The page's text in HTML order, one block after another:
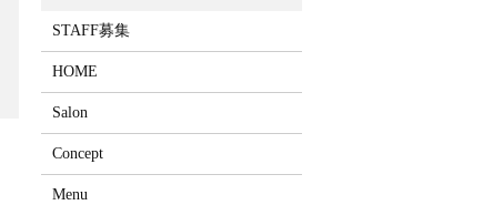
STAFF募集
HOME
Salon
Concept
Menu